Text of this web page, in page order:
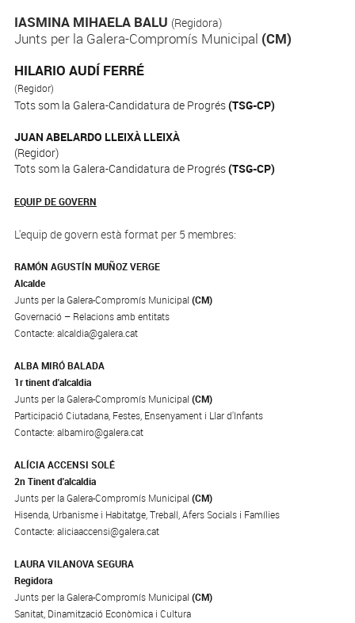
IASMINA MIHAELA BALU (Regidora)
Junts per la Galera-Compromís Municipal (CM)
HILARIO AUDÍ FERRÉ
(Regidor)
Tots som la Galera-Candidatura de Progrés(TSG-CP)
JUAN ABELARDO LLEIXÀ LLEIXÀ
Tots som la Galera-Candidatura de Progrés(TSG-CP)
EQUIP DE GOVERN
L'equip de govern està format per 5 membres:
RAMÓN AGUSTÍN MUÑOZ VERGE
Alcalde
Junts per la Galera-Compromís Municipal (CM)
Governació – Relacions amb entitats
Contacte: alcaldia@galera.cat
ALBA MIRÓ BALADA
1r tinent d'alcaldia
Junts per la Galera-Compromís Municipal (CM)
Participació Ciutadana, Festes, Ensenyament i Llar d'Infants
Contacte: albamiro@galera.cat
ALÍCIA ACCENSI SOLÉ
2n Tinent d'alcaldia
Junts per la Galera-Compromís Municipal (CM)
Hisenda, Urbanisme i Habitatge, Treball, Afers Socials i Famílies
Contacte: aliciaaccensi@galera.cat
LAURA VILANOVA SEGURA
Regidora
Junts per la Galera-Compromís Municipal (CM)
Sanitat, Dinamització Econòmica i Cultura